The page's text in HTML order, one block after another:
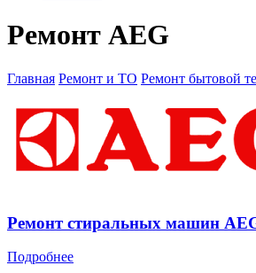
Ремонт AEG
Главная Ремонт и ТО Ремонт бытовой
Ремонт стиральных машин
Подробнее